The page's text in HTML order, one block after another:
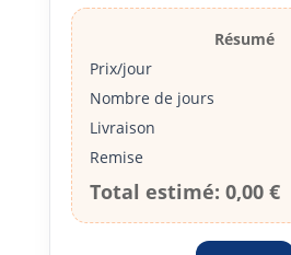
Résumé
Prix/jour
Nombre de jours
Livraison
Remise
Total estimé: 0,00 €